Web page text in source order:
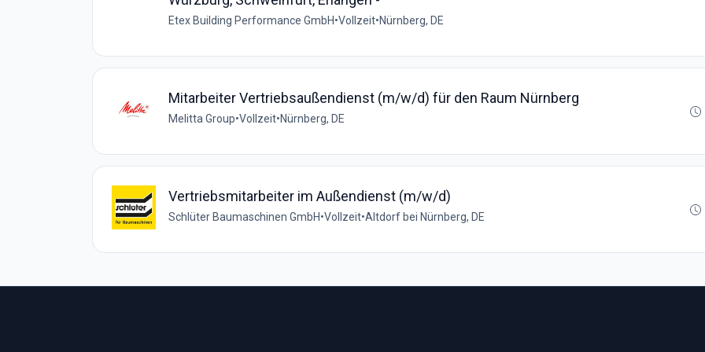
Etex Building Performance GmbH•Vollzeit•Nürnberg, DE
Mitarbeiter Vertriebsaußendienst (m/w/d) für den Raum Nürnberg
Melitta Group•Vollzeit•Nürnberg, DE
Vertriebsmitarbeiter im Außendienst (m/w/d)
Schlüter Baumaschinen GmbH•Vollzeit•Altdorf bei Nürnberg, DE